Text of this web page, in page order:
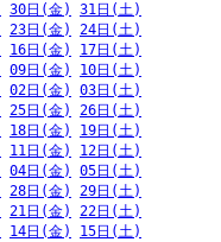
30日(金)
31日(土)
23日(金)
24日(土)
16日(金)
17日(土)
09日(金)
10日(土)
02日(金)
03日(土)
25日(金)
26日(土)
18日(金)
19日(土)
11日(金)
12日(土)
04日(金)
05日(土)
28日(金)
29日(土)
21日(金)
22日(土)
14日(金)
15日(土)